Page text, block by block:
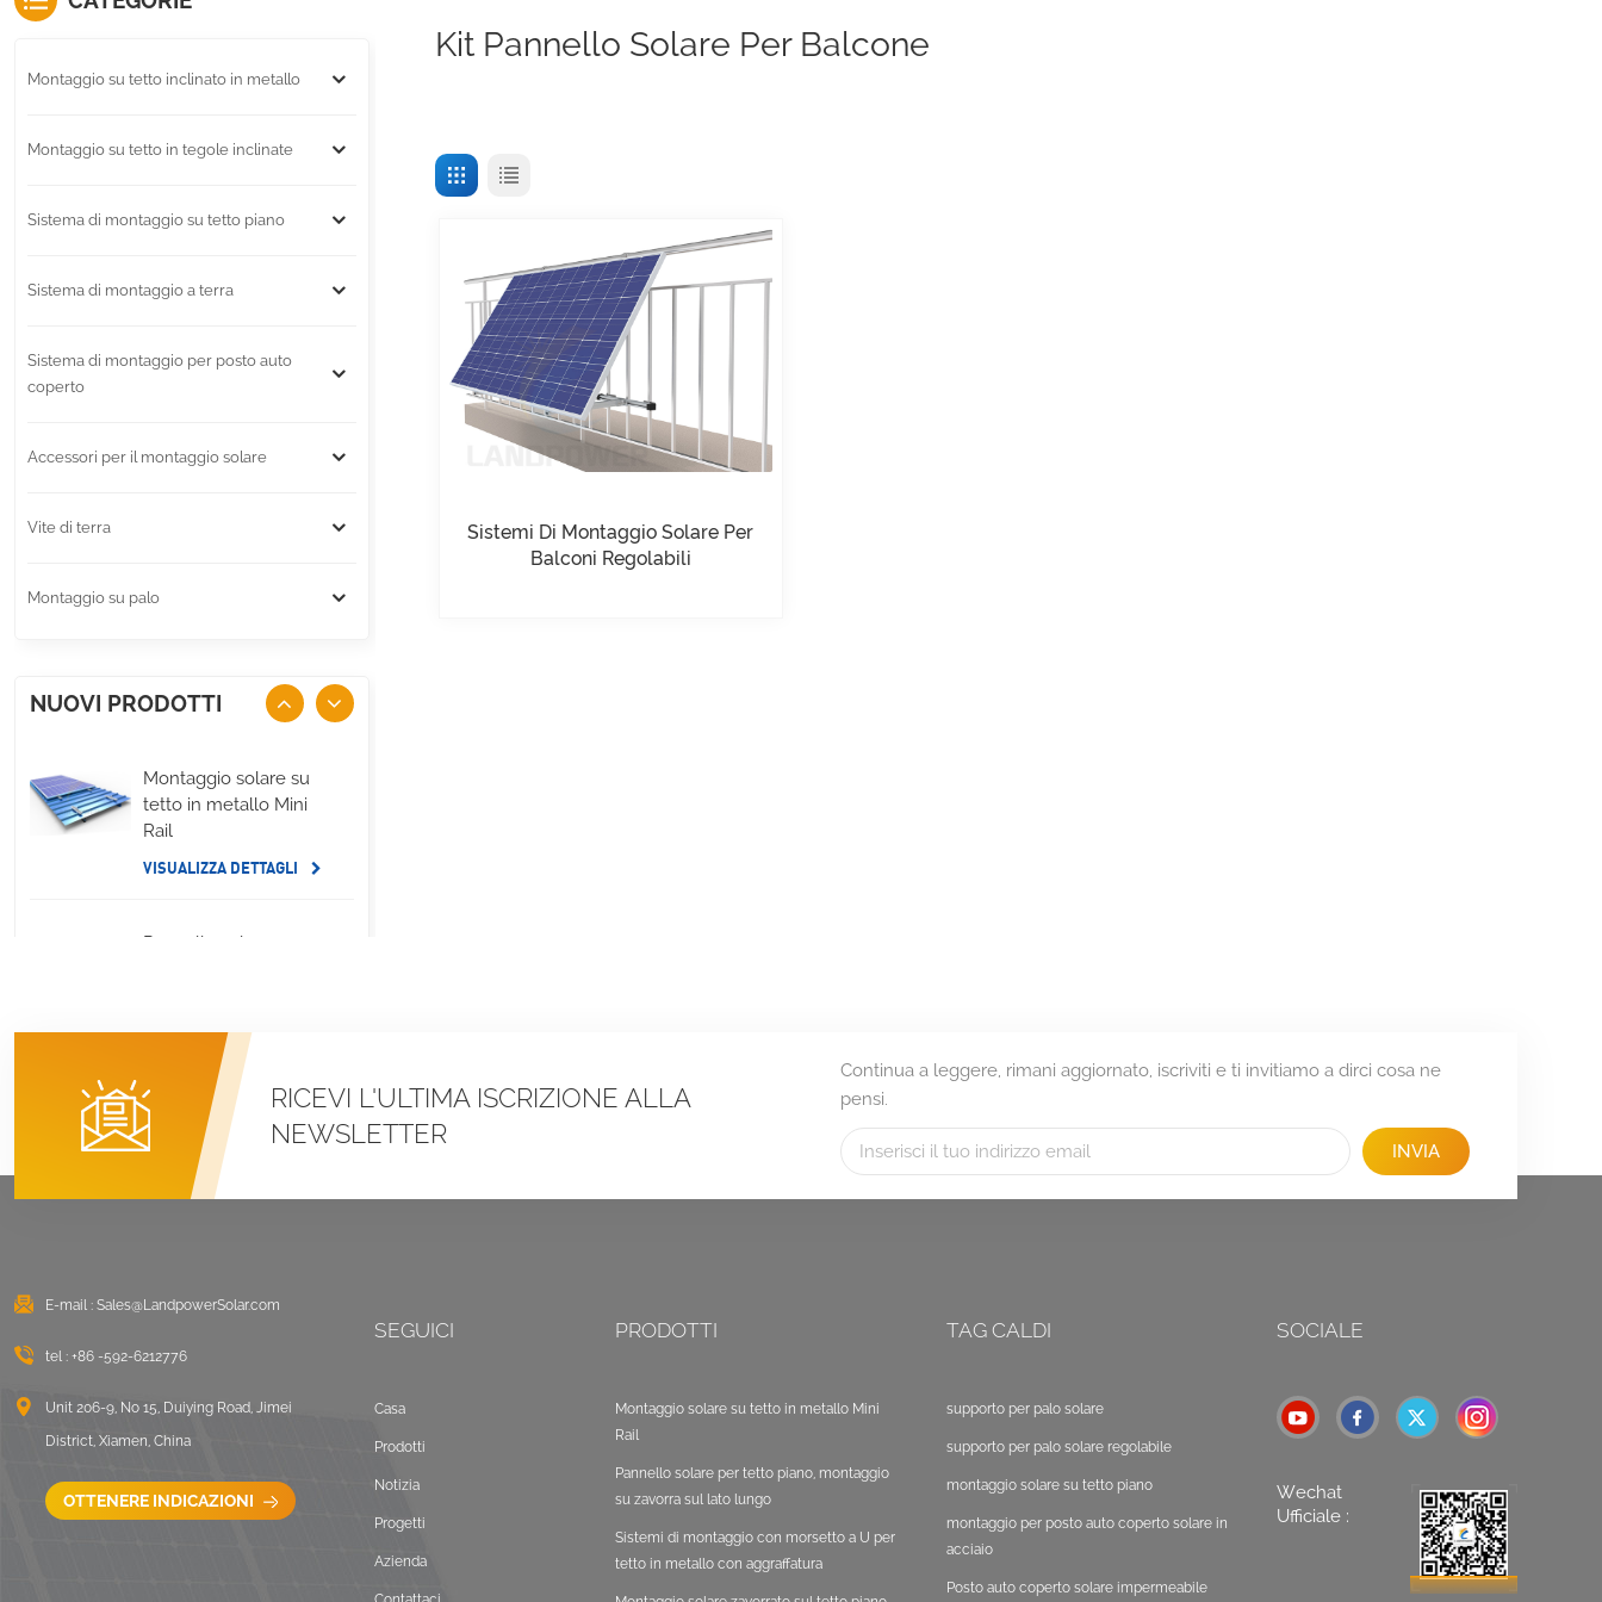
Kit Pannello Solare Per Balcone
Sistemi Di Montaggio Solare Per
Balconi Regolabili
Montaggio su tetto inclinato in metallo
Montaggio su tetto in tegole inclinate
Sistema di montaggio su tetto piano
Sistema di montaggio a terra
Sistema di montaggio per posto auto
coperto
Accessori per il montaggio solare
Vite di terra
Montaggio su palo
NUOVI PRODOTTI
Montaggio solare su
tetto in metallo Mini
Rail
VISUALIZZA DETTAGLI
Pannello solare per
VISUALIZZA DETTAGLI
Sistemi di montaggio
con morsetto a U per
tetto in metallo con
aggraffatura
VISUALIZZA DETTAGLI
zavorrato sul tetto
VISUALIZZA DETTAGLI
Sistemi di montaggio
ondulato
VISUALIZZA DETTAGLI
RICEVI L'ULTIMA ISCRIZIONE ALLA
NEWSLETTER
Continua a leggere, rimani aggiornato, iscriviti e ti invitiamo a dirci cosa ne
pensi.
INVIA
E-mail : Sales@LandpowerSolar.com
tel : +86 -592-6212776
Unit 206-9, No 15, Duiying Road, Jimei
District, Xiamen, China
OTTENERE INDICAZIONI
SEGUICI
Casa
Prodotti
Notizia
Progetti
Azienda
PRODOTTI
Montaggio solare su tetto in metallo Mini
Rail
Pannello solare per tetto piano, montaggio
su zavorra sul lato lungo
Sistemi di montaggio con morsetto a U per
tetto in metallo con aggraffatura
TAG CALDI
supporto per palo solare
supporto per palo solare regolabile
montaggio solare su tetto piano
montaggio per posto auto coperto solare in
acciaio
Posto auto coperto solare impermeabile
SOCIALE
Wechat
Ufficiale :